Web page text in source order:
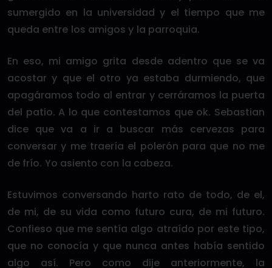
sumergido en la universidad y el tiempo que me
queda entre los amigos y la parroquia.
En eso, mi amigo grita desde adentro que se va
acostar y que el otro ya estaba durmiendo, que
apagáramos todo al entrar y cerráramos la puerta
del patio. A lo que contestamos que ok. Sebastian
dice que va a ir a buscar más cervezas para
conversar y me traería el polerón para que no me
de frío. Yo asiento con la cabeza.
Estuvimos conversando harto rato de todo, de el,
de mi, de su vida como futuro cura, de mi futuro.
Confieso que me sentía algo atraído por este tipo,
que no conocía y que nunca antes había sentido
algo así. Pero como dije anteriormente, la